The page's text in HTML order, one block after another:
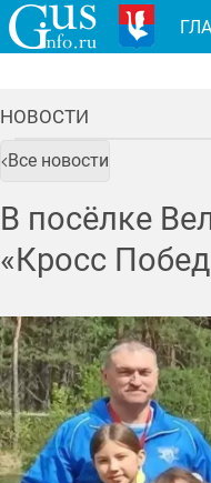
НОВОСТИ
Все новости
В посёлке
«Кросс